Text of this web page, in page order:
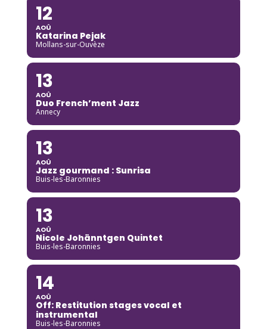
12
AOÛ
Katarina Pejak
Mollans-sur-Ouvèze
13
AOÛ
Duo French’ment Jazz
Annecy
13
AOÛ
Jazz gourmand : Sunrisa
Buis-les-Baronnies
13
AOÛ
Nicole Johänntgen Quintet
Buis-les-Baronnies
14
AOÛ
Off: Restitution stages vocal et
instrumental
Buis-les-Baronnies